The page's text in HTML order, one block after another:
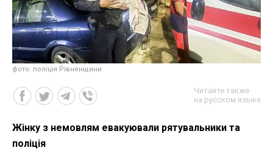
фото: поліція Рівненщини
Читайте также
на русском языке
Жінку з немовлям евакуювали рятувальники та
поліція